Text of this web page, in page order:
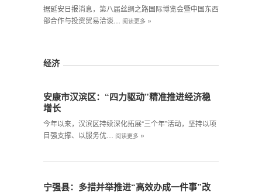
据延安日报消息，第八届丝绸之路国际博览会暨中国东西
部合作与投资贸易洽谈…
阅读更多 »
经济
安康市汉滨区：“四力驱动”精准推进经济稳
增长
今年以来，汉滨区持续深化拓展“三个年”活动，坚持以项
目强支撑、以服务优…
阅读更多 »
宁强县：多措并举推进“高效办成一件事”改